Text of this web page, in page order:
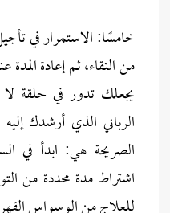
خامسًا: الاستمرار في
من النقاء، ثم إعادة
يجعلك تدور في حلقة
الرباني الذي أرشدك
الصريحة هي: ابدأ في
اشتراط مدة محددة من